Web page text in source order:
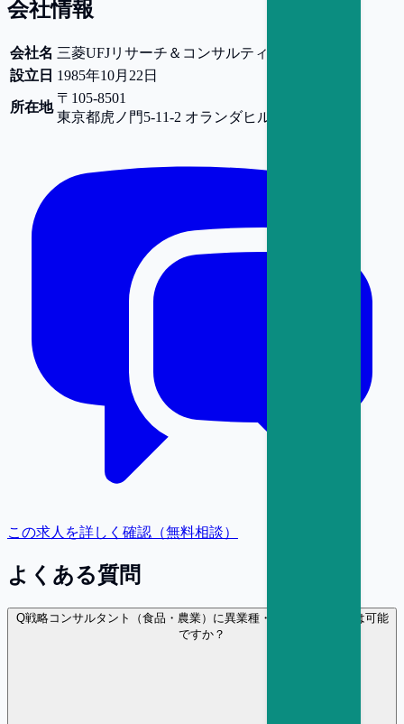
会社情報
会社名 三菱UFJリサーチ＆コンサルティング株式会社
設立日 1985年10月22日
所在地
〒105-8501
東京都虎ノ門5-11-2 オランダヒルズ森タワー
この求人を詳しく確認（無料相談）
よくある質問
Q戦略コンサルタント（食品・農業）に異業種・異職種から転職は可能
ですか？